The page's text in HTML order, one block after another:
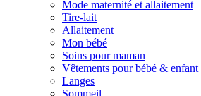
Mode maternité et allaitement
Tire-lait
Allaitement
Mon bébé
Soins pour maman
Vêtements pour bébé & enfant
Langes
Sommeil